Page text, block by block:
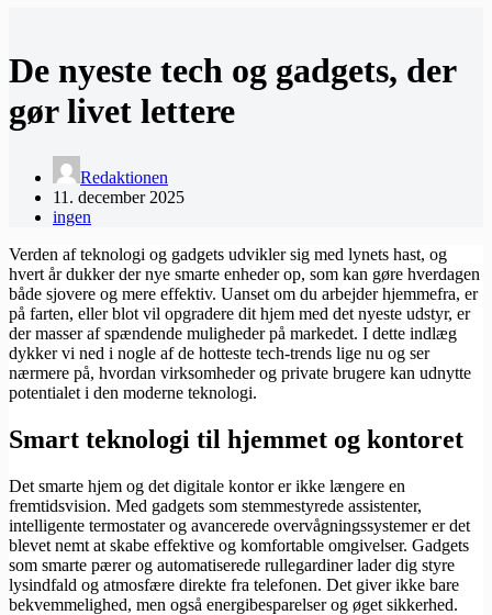
De nyeste tech og gadgets, der
gør livet lettere
Redaktionen
11. december 2025
ingen
Verden af teknologi og gadgets udvikler sig med lynets hast, og
hvert år dukker der nye smarte enheder op, som kan gøre hverdagen
både sjovere og mere effektiv. Uanset om du arbejder hjemmefra, er
på farten, eller blot vil opgradere dit hjem med det nyeste udstyr, er
der masser af spændende muligheder på markedet. I dette indlæg
dykker vi ned i nogle af de hotteste tech-trends lige nu og ser
nærmere på, hvordan virksomheder og private brugere kan udnytte
potentialet i den moderne teknologi.
Smart teknologi til hjemmet og kontoret
Det smarte hjem og det digitale kontor er ikke længere en
fremtidsvision. Med gadgets som stemmestyrede assistenter,
intelligente termostater og avancerede overvågningssystemer er det
blevet nemt at skabe effektive og komfortable omgivelser. Gadgets
som smarte pærer og automatiserede rullegardiner lader dig styre
lysindfald og atmosfære direkte fra telefonen. Det giver ikke bare
bekvemmelighed, men også energibesparelser og øget sikkerhed.